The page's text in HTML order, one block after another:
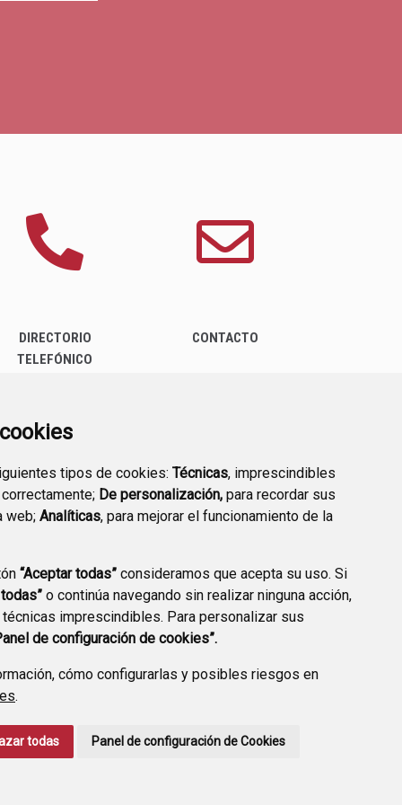
tipos de cookies: Técnicas, imprescindibles
De personalización, para recordar sus
web; Analíticas, para mejorar el funcionamiento de la
“Aceptar todas” consideramos que acepta su uso. Si
o continúa navegando sin realizar ninguna acción,
imprescindibles. Para personalizar sus
de configuración de cookies”.
cómo configurarlas y posibles riesgos en
.
todas Panel de configuración de Cookies
DIRECTORIO
TELEFÓNICO
CONTACTO
DE DATOS POLÍTICA DE COOKIES